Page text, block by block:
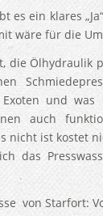
ein klares
wäre für die
die
und
auch
nicht ist kostet
das
Vorne